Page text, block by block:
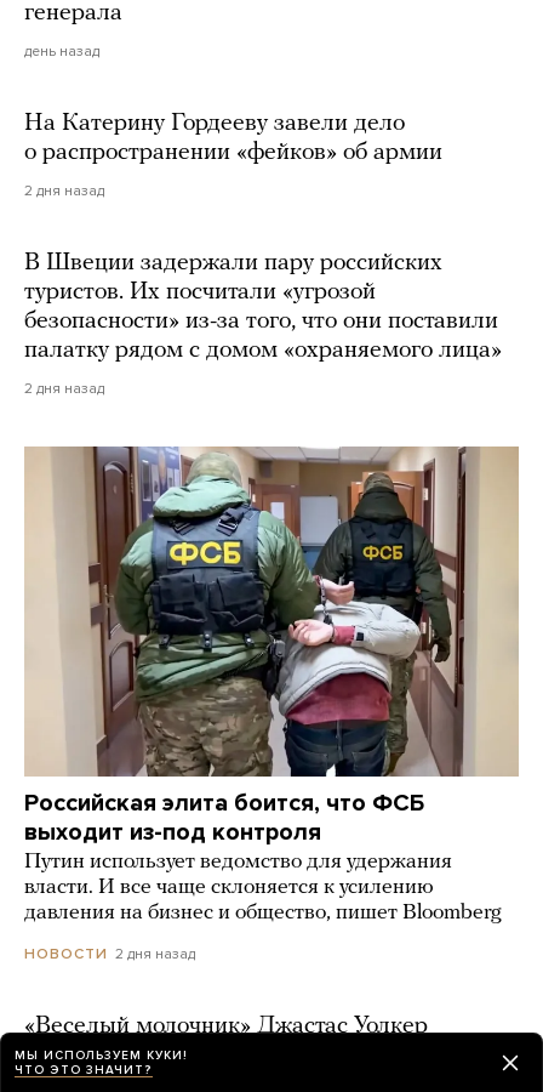
генерала
день назад
На Катерину Гордееву завели дело
о распространении «фейков» об армии
2 дня назад
В Швеции задержали пару российских
туристов. Их посчитали «угрозой
безопасности» из-за того, что они поставили
палатку рядом с домом «охраняемого лица»
2 дня назад
Российская элита боится, что ФСБ
выходит из-под контроля
Путин использует ведомство для удержания
власти. И все чаще склоняется к усилению
давления на бизнес и общество, пишет Bloomberg
НОВОСТИ 2 дня назад
«Веселый молочник» Джастас Уолкер
рассказал, что его вместе с семьей
собираются выдворить из России
МЫ ИСПОЛЬЗУЕМ КУКИ!
ЧТО ЭТО ЗНАЧИТ?